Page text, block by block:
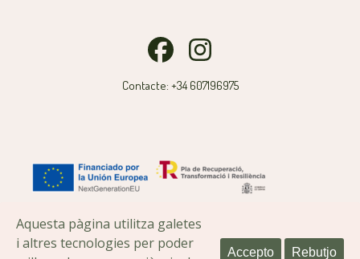
FacebookInstagram
Contacte: +34 607196975
Aquesta pàgina utilitza galetes
i altres tecnologies per poder
Accepto Rebutjo